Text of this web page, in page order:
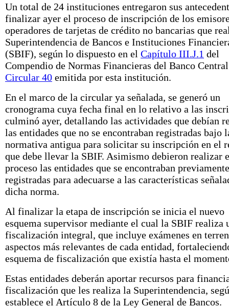
Un total de 24 instituciones entregaron sus
finalizar ayer el proceso de inscripción de los
operadores de tarjetas de crédito no bancarias que
Superintendencia de Bancos e Instituciones
(SBIF), según lo dispuesto en el Capítulo III.J.1 del
Compendio de Normas Financieras del Banco
Circular 40 emitida por esta institución.
En el marco de la circular ya señalada, se generó un
cronograma cuya fecha final en lo relativo a las
culminó ayer, detallando las actividades que debían
las entidades que no se encontraban registradas bajo
normativa antigua para solicitar su inscripción en el
que debe llevar la SBIF. Asimismo debieron realizar
proceso las entidades que se encontraban previamente
registradas para adecuarse a las características
dicha norma.
Al finalizar la etapa de inscripción se inicia el nuevo
esquema supervisor mediante el cual la SBIF realiza
fiscalización integral, que incluye exámenes en
aspectos más relevantes de cada entidad,
esquema de fiscalización que existía hasta el
Estas entidades deberán aportar recursos para
fiscalización que les realiza la Superintendencia,
establece el Artículo 8 de la Ley General de Bancos.